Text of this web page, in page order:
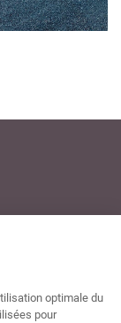
optimale du
pour